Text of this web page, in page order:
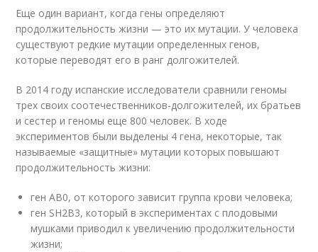
Еще один вариант, когда гены определяют
продолжительность жизни — это их мутации. У человека
существуют редкие мутации определенных генов,
которые переводят его в ранг долгожителей.
В 2014 году испанские исследователи сравнили геномы
трех своих соотечественников-долгожителей, их братьев
и сестер и геномы еще 800 человек. В ходе
экспериментов были выделены 4 гена, некоторые, так
называемые «защитные» мутации которых повышают
продолжительность жизни:
ген AB0, от которого зависит группа крови человека;
ген SH2B3, который в экспериментах с плодовыми
мушками приводил к увеличению продолжительности
жизни;